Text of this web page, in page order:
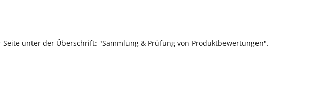
unter der Überschrift: "Sammlung & Prüfung von Produktbewertungen".